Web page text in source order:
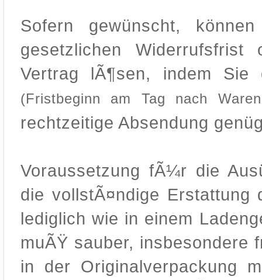
Sofern gewünscht,
gesetzlichen
Vertrag lÃ¶sen, indem
(Fristbeginn am Tag nach
rechtzeitige Absendung
Voraussetzung fÃ¼r die
die vollstÃ¤ndige
lediglich wie in einem
muÃŸ sauber, insbesondere
in der Originalverpackung